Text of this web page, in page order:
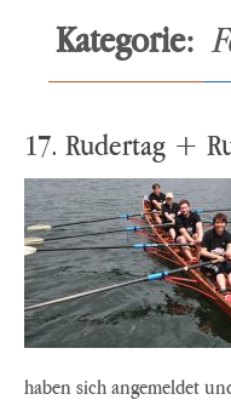
Kategorie:
17. Rudertag +
haben sich angemeldet